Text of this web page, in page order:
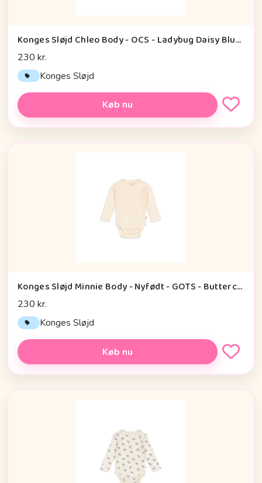
Konges Sløjd Chleo Body - OCS - Ladybug Daisy Blush
230 kr.
Konges Sløjd
Køb nu
Konges Sløjd Minnie Body - Nyfødt - GOTS - Buttercream
230 kr.
Konges Sløjd
Køb nu